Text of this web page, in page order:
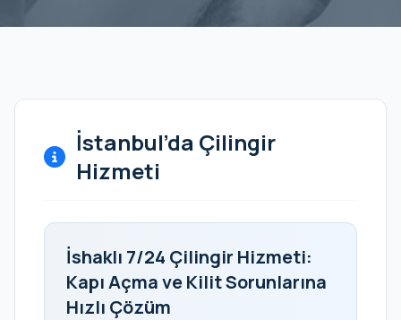
İstanbul’da Çilingir
Hizmeti
İshaklı 7/24 Çilingir Hizmeti:
Kapı Açma ve Kilit Sorunlarına
Hızlı Çözüm